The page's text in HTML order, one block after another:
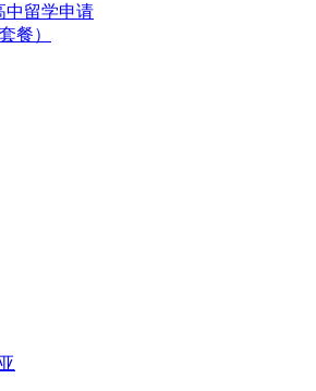
中留学申请
餐）